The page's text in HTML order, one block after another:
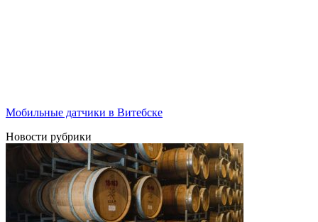
Мобильные датчики в Витебске
Новости рубрики